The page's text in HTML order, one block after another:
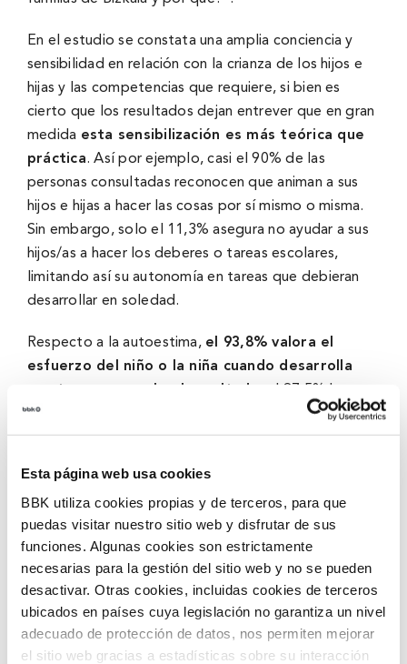
Esta página web usa cookies
BBK utiliza cookies propias y de terceros, para que
puedas visitar nuestro sitio web y disfrutar de sus
funciones. Algunas cookies son estrictamente
necesarias para la gestión del sitio web y no se pueden
desactivar. Otras cookies, incluidas cookies de terceros
ubicados en países cuya legislación no garantiza un nivel
adecuado de protección de datos, nos permiten mejorar
el sitio web gracias a estadísticas sobre su interacción
En el estudio se constata una amplia conciencia y
sensibilidad en relación con la crianza de los hijos e
hijas y las competencias que requiere, si bien es
cierto que los resultados dejan entrever que en gran
medida esta sensibilización es más teórica que
práctica. Así por ejemplo, casi el 90% de las
personas consultadas reconocen que animan a sus
hijos e hijas a hacer las cosas por sí mismo o misma.
Sin embargo, solo el 11,3% asegura no ayudar a sus
hijos/as a hacer los deberes o tareas escolares,
limitando así su autonomía en tareas que debieran
desarrollar en soledad.
Respecto a la autoestima, el 93,8% valora el
esfuerzo del niño o la niña cuando desarrolla
señala a su hijo o hija las cosas que hace bien y
también en las que puede mejorar y el 87,1% le dice
Los móviles, un foco de distracción
Las tecnologías también tienen sus efectos en el día
a día de las familias. Los móviles se han
convertido en un foco de distracciones e
interrupcionesen las relaciones familiares . Ocho
de cada diez padres y madres reconocen estar